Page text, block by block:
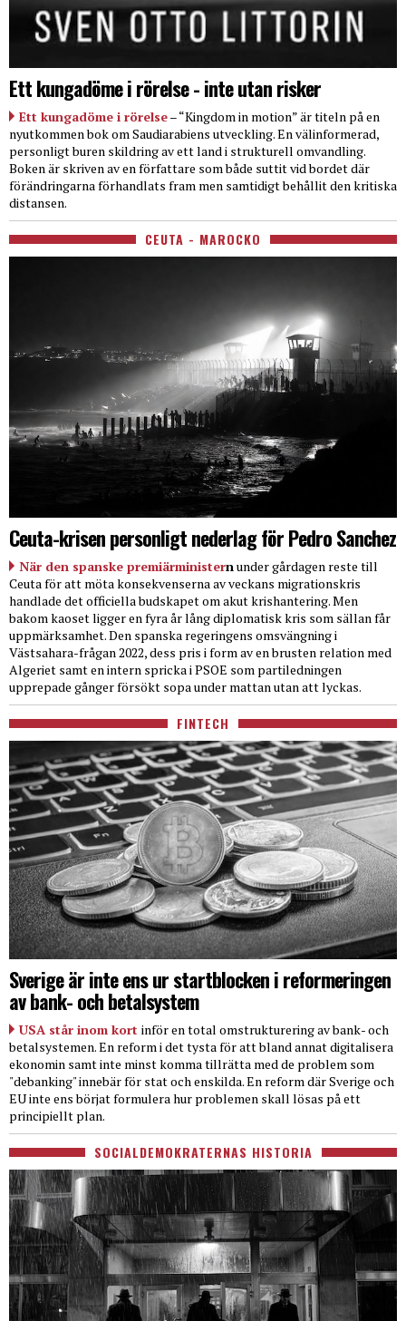
Ett kungadöme i rörelse - inte utan risker
Ett kungadöme i rörelse– “Kingdom in motion” är titeln på en
nyutkommen bok om Saudiarabiens utveckling. En välinformerad,
personligt buren skildring av ett land i strukturell omvandling.
Boken är skriven av en författare som både suttit vid bordet där
förändringarna förhandlats fram men samtidigt behållit den kritiska
distansen.
CEUTA - MAROCKO
Ceuta-krisen personligt nederlag för Pedro Sanchez
När den spanske premiärministernunder gårdagen reste till
Ceuta för att möta konsekvenserna av veckans migrationskris
handlade det officiella budskapet om akut krishantering. Men
bakom kaoset ligger en fyra år lång diplomatisk kris som sällan får
uppmärksamhet. Den spanska regeringens omsvängning i
Västsahara-frågan 2022, dess pris i form av en brusten relation med
Algeriet samt en intern spricka i PSOE som partiledningen
upprepade gånger försökt sopa under mattan utan att lyckas.
FINTECH
Sverige är inte ens ur startblocken i reformeringen
av bank- och betalsystem
USA står inom kort inför en total omstrukturering av bank- och
betalsystemen. En reform i det tysta för att bland annat digitalisera
ekonomin samt inte minst komma tillrätta med de problem som
"debanking" innebär för stat och enskilda. En reform där Sverige och
EU inte ens börjat formulera hur problemen skall lösas på ett
principiellt plan.
SOCIALDEMOKRATERNAS HISTORIA